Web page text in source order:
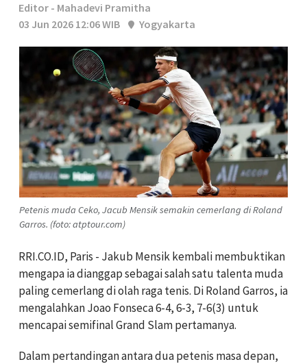
Editor - Mahadevi Pramitha
03 Jun 2026 12:06 WIB
Yogyakarta
Petenis muda Ceko, Jacub Mensik semakin cemerlang di Roland
Garros. (foto: atptour.com)
RRI.CO.ID, Paris - Jakub Mensik kembali membuktikan
mengapa ia dianggap sebagai salah satu talenta muda
paling cemerlang di olah raga tenis. Di Roland Garros, ia
mengalahkan Joao Fonseca 6-4, 6-3, 7-6(3) untuk
mencapai semifinal Grand Slam pertamanya.
Dalam pertandingan antara dua petenis masa depan,